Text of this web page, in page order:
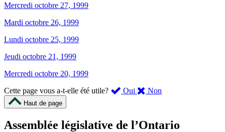
Mercredi octobre 27, 1999
Mardi octobre 26, 1999
Lundi octobre 25, 1999
Jeudi octobre 21, 1999
Mercredi octobre 20, 1999
Cette page vous a-t-elle été utile?
Oui ,
été
Non
m’a
Haut de page
Assemblée législative de l’Ontario